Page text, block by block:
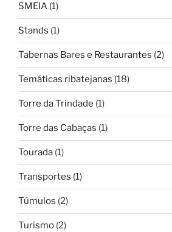
SMEIA (1)
Stands (1)
Tabernas Bares e Restaurantes (2)
Temáticas ribatejanas (18)
Torre da Trindade (1)
Torre das Cabaças (1)
Tourada (1)
Transportes (1)
Túmulos (2)
Turismo (2)